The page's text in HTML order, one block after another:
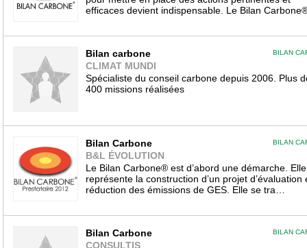
efficaces devient indispensable. Le Bilan
BILAN
Bilan carbone
CLIMAT MUNDI
Spécialiste du conseil carbone depuis 2006. Plus
400 missions réalisées
BILAN
Bilan Carbone
B&L ÉVOLUTION
Le Bilan Carbone® est d’abord une démarche. Elle
représente la construction d’un projet d’évaluation
réduction des émissions de GES. Elle se tra…
BILAN
Bilan Carbone
CONSULTIS